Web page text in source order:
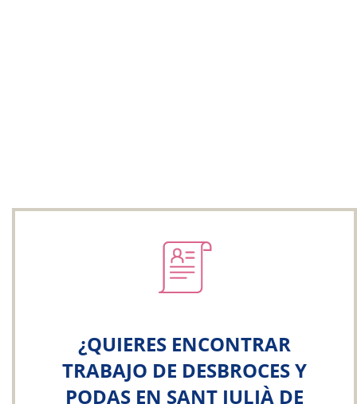
¿QUIERES ENCONTRAR
TRABAJO DE DESBROCES Y
PODAS EN SANT JULIÀ DE